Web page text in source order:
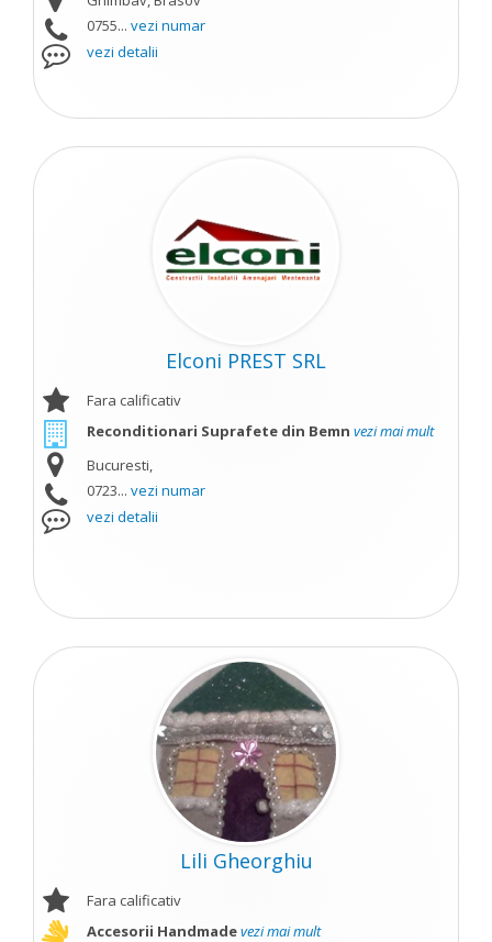
0755... vezi numar
vezi detalii
Elconi PREST SRL
Fara calificativ
Reconditionari Suprafete din Bemn vezi mai mult
Bucuresti,
0723... vezi numar
vezi detalii
Lili Gheorghiu
Fara calificativ
Accesorii Handmadevezi mai mult